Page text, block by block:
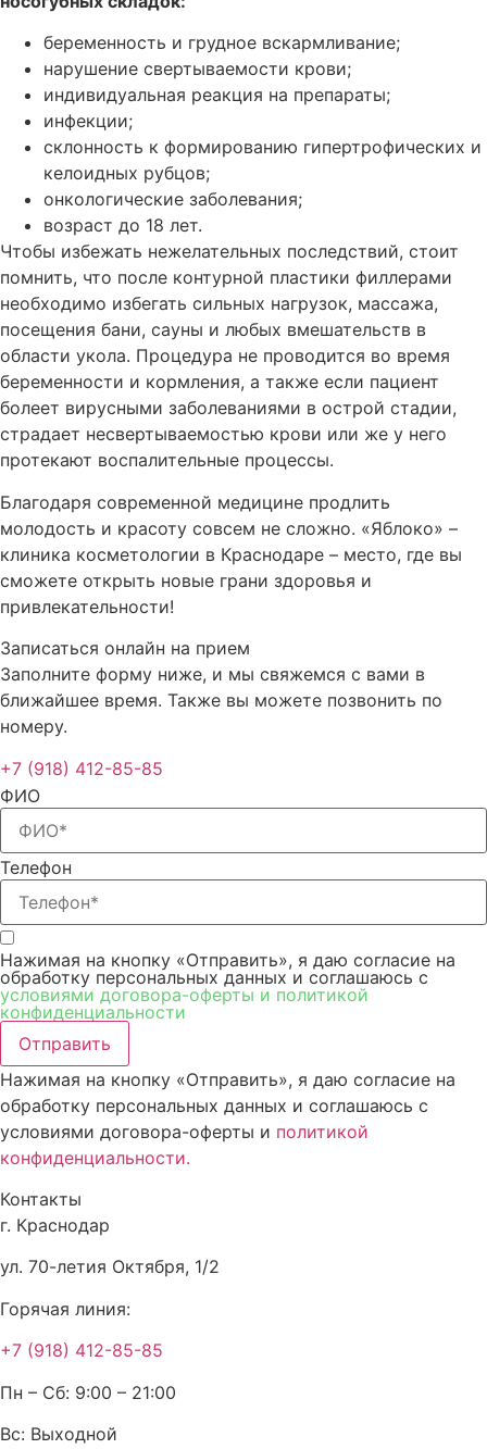
беременность и грудное вскармливание;
нарушение свертываемости крови;
индивидуальная реакция на препараты;
инфекции;
склонность к формированию гипертрофических и
келоидных рубцов;
онкологические заболевания;
возраст до 18 лет.
Чтобы избежать нежелательных последствий, стоит
помнить, что после контурной пластики филлерами
необходимо избегать сильных нагрузок, массажа,
посещения бани, сауны и любых вмешательств в
области укола. Процедура не проводится во время
беременности и кормления, а также если пациент
болеет вирусными заболеваниями в острой стадии,
страдает несвертываемостью крови или же у него
протекают воспалительные процессы.
Благодаря современной медицине продлить
молодость и красоту совсем не сложно. «Яблоко» –
клиника косметологии в Краснодаре – место, где вы
сможете открыть новые грани здоровья и
привлекательности!
Записаться онлайн на прием
Заполните форму ниже, и мы свяжемся с вами в
ближайшее время. Также вы можете позвонить по
номеру.
+7 (918) 412-85-85
ФИО
Телефон
Нажимая на кнопку «Отправить», я даю согласие на
обработку персональных данных и соглашаюсь c
условиями договора-оферты и политикой
конфиденциальности
Отправить
Нажимая на кнопку «Отправить», я даю согласие на
обработку персональных данных и соглашаюсь c
условиями договора-оферты и политикой
конфиденциальности.
Контакты
г. Краснодар
ул. 70-летия Октября, 1/2
Горячая линия:
+7 (918) 412-85-85
Пн – Сб: 9:00 – 21:00
Вс: Выходной